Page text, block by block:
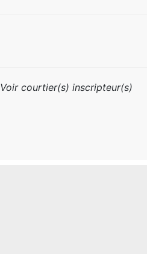
courtier(s) inscripteur(s)